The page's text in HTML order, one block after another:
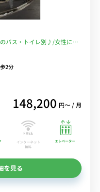
バス・トイレ別♪/女性にも
中！
2分
148,200 円〜 / 月
インターネット
無料
エレベーター
を見る